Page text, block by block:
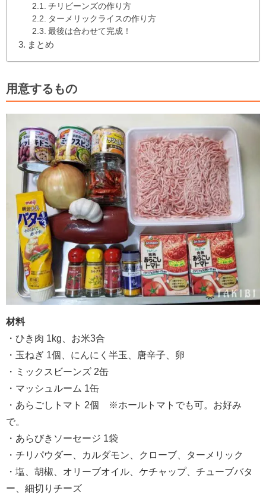
チリビーンズの作り方
ターメリックライスの作り方
最後は合わせて完成！
まとめ
用意するもの
材料
・ひき肉 1kg、お米3合
・玉ねぎ 1個、にんにく半玉、唐辛子、卵
・ミックスビーンズ 2缶
・マッシュルーム 1缶
・あらごしトマト 2個 ※ホールトマトでも可。お好み
で。
・あらびきソーセージ 1袋
・チリパウダー、カルダモン、クローブ、ターメリック
・塩、胡椒、オリーブオイル、ケチャップ、チューブバタ
ー、細切りチーズ